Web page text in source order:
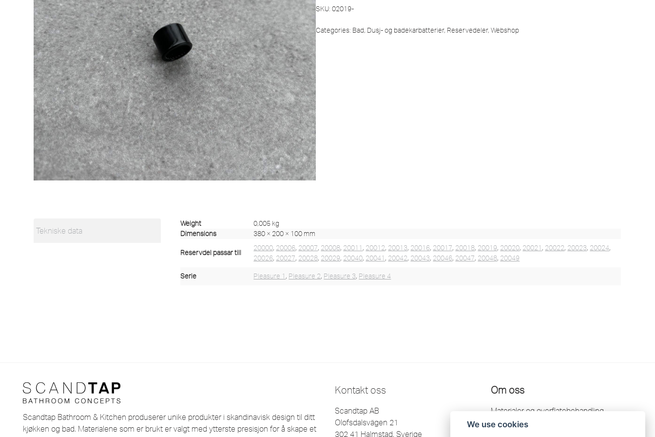
SKU: 02019-
Categories: Bad, Dusj- og badekarbatterier, Reservedeler, Webshop
Tekniske data
Weight
0,005 kg
Dimensions
380 × 200 × 100 mm
Reservdel passar till
20000, 20006, 20007, 20008, 20011 , 20012, 20013, 20016, 20017, 20018, 20019, 20020, 20021 , 20022, 20023, 20024,
20026, 20027, 20028, 20029, 20040, 20041 , 20042, 20043, 20046, 20047, 20048, 20049
Serie Pleasure 1 , Pleasure 2, Pleasure 3, Pleasure 4
Scandtap Bathroom & Kitchen produserer unike produkter i skandinavisk design til ditt
kjøkken og bad. Materialene som er brukt er valgt med ytterste presisjon for å skape et
Kontakt oss
Scandtap AB
Olofsdalsvägen 21
302 41 Halmstad, Sverige
Om oss
Materialer og overflatebehandling
Forhandelere
We use cookies